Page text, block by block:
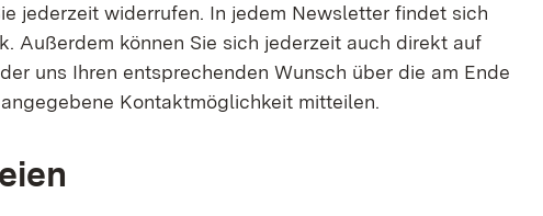
jederzeit widerrufen. In jedem Newsletter findet sich
Außerdem können Sie sich jederzeit auch direkt auf
uns Ihren entsprechenden Wunsch über die am Ende
Kontaktmöglichkeit mitteilen.